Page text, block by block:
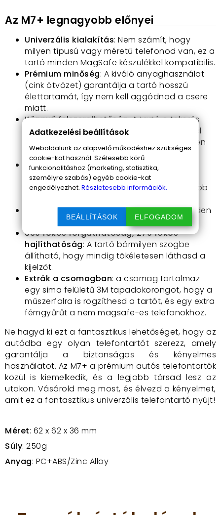
Az M7+ legnagyobb előnyei
Univerzális kialakítás: Nem számít, hogy
milyen típusú vagy méretű telefonod van, ez a
tartó minden MagSafe készülékkel kompatibilis.
Prémium minőség: A kiváló anyaghasználat
(cink ötvözet) garantálja a tartó hosszú
élettartamát, így nem kell aggódnod a csere
miatt.
Könnyű felszerelhetőség: A tartó a tekerős
mechanizmus révén egy gyors mozdulattal
rögzíthető és eltávolítható, így kényelmesen
használhatod bármikor.
Biztonságos rögzítés: Az N58 Neodium
mágneseknek köszönhetően a telefonod
stabilan a helyén marad, még a legnagyobb
Elegáns megjelenés: A modern dizájn minden
autó belső terével harmonizál.
360 fokos forgathatóság, 270 fokos
hajlíthatóság: A tartó bármilyen szögbe
állítható, hogy mindig tökéletesen láthasd a
kijelzőt.
Extrák a csomagban: a csomag tartalmaz
egy sima felületű 3M tapadokorongot, hogy a
műszerfalra is rögzíthesd a tartót, és egy extra
fémgyűrűt a nem magsafe-es telefonokhoz.
Ne hagyd ki ezt a fantasztikus lehetőséget, hogy az
autódba egy olyan telefontartót szerezz, amely
garantálja a biztonságos és kényelmes
használatot. Az M7+ a prémium autós telefontartók
közül is kiemelkedik, és a legjobb társad lesz az
utakon. Vásárold meg most, és élvezd a kényelmet,
amit ez a fantasztikus univerzális telefontartó nyújt!
Méret: 62 x 62 x 36 mm
Súly: 250g
Anyag: PC+ABS/Zinc Alloy
Adatkezelési beállítások
Weboldalunk az alapvető működéshez szükséges
cookie-kat használ. Szélesebb körű
funkcionalitáshoz (marketing, statisztika,
személyre szabás) egyéb cookie-kat
engedélyezhet. Részletesebb információk.
BEÁLLÍTÁSOK ELFOGADOM